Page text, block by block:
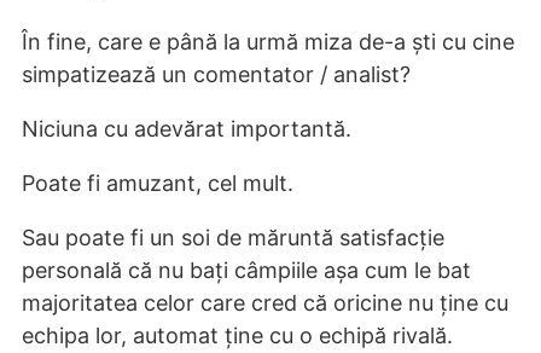
În fine, care e până la urmă miza de-a ști cu cine
simpatizează un comentator / analist?
Niciuna cu adevărat importantă.
Poate fi amuzant, cel mult.
Sau poate fi un soi de măruntă satisfacție
personală că nu bați câmpiile așa cum le bat
majoritatea celor care cred că oricine nu ține cu
echipa lor, automat ține cu o echipă rivală.